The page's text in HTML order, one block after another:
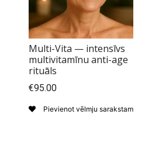
Multi-Vita — intensīvs
multivitamīnu anti-age
rituāls
€95.00
Pievienot vēlmju sarakstam